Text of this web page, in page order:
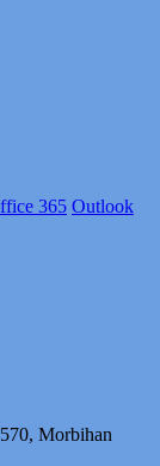
365 Outlook
Morbihan